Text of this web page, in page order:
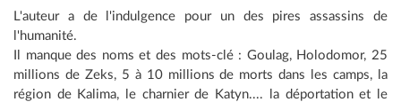
L'auteur a de l'indulgence pour un des pires assassins de
l'humanité.
Il manque des noms et des mots-clé : Goulag, Holodomor, 25
millions de Zeks, 5 à 10 millions de morts dans les camps, la
région de Kalima, le charnier de Katyn.... la déportation et le